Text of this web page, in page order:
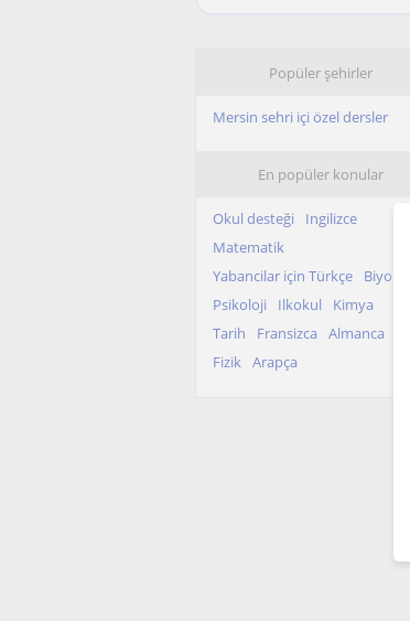
Popüler şehirler
Mersin sehri içi özel dersler
En popüler konular
Okul desteği
Ingilizce
Matematik
Yabancilar için Türkçe
Biyoloji
Psikoloji
Ilkokul
Kimya
Tarih
Fransizca
Almanca
Fizik Arapça